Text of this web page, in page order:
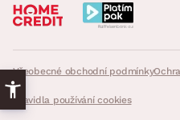
Všeobecné obchodní podmínky
Pravidla používání cookies